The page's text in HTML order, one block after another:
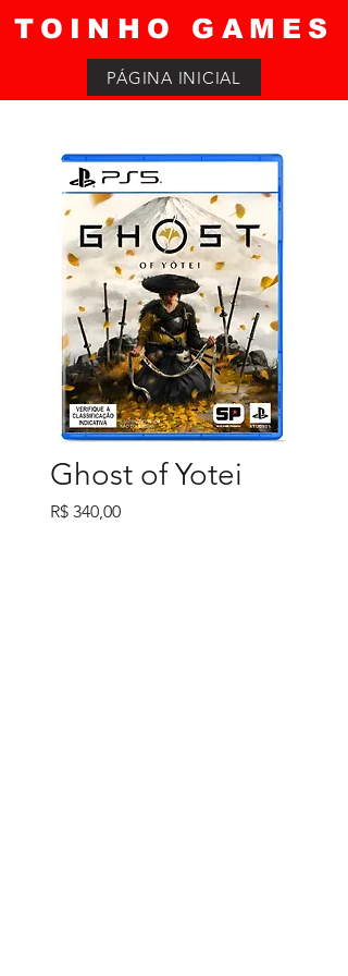
TOINHO GAMES
PÁGINA INICIAL
Ghost of Yotei
R$ 340,00Preço